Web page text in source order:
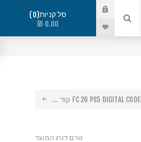
סל קניות 0
0.00 ₪
FC 26 PS5 DIGITAL CODE קוד ...
טרם דורג המוצר